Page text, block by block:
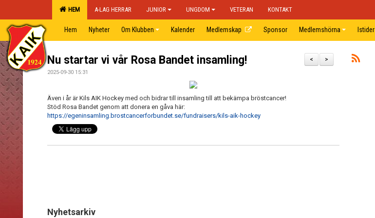
HEM A-LAG HERRAR JUNIOR UNGDOM VETERAN KONTAKT
Hem Nyheter Om Klubben Kalender Medlemskap Sponsor Medlemshörna Istider
>
<
Nu startar vi vår Rosa Bandet insamling!
2025-09-30 15:31
Även i år är Kils AIK Hockey med och bidrar till insamling till att bekämpa bröstcancer!
Stöd Rosa Bandet genom att donera en gåva här:
https://egeninsamling.brostcancerforbundet.se/fundraisers/kils-aik-hockey
Nyhetsarkiv